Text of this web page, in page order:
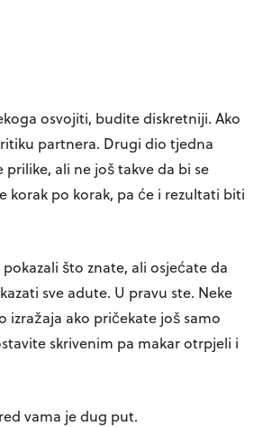
osvojiti, budite diskretniji. Ako
partnera. Drugi dio tjedna
ali ne još takve da bi se
korak po korak, pa će i rezultati biti
pokazali što znate, ali osjećate da
sve adute. U pravu ste. Neke
izražaja ako pričekate još samo
skrivenim pa makar otrpjeli i
vama je dug put.